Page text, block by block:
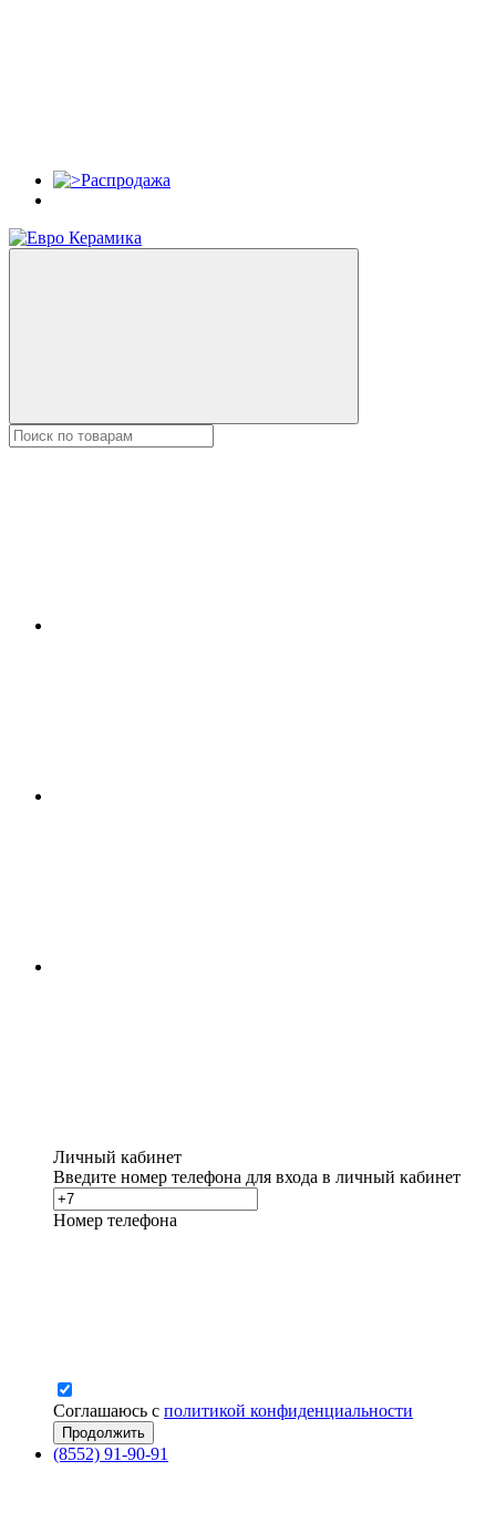
Распродажа
Личный кабинет
Введите номер телефона для входа в личный кабинет
Номер телефона
Соглашаюсь с политикой конфиденциальности
(8552) 91-90-91